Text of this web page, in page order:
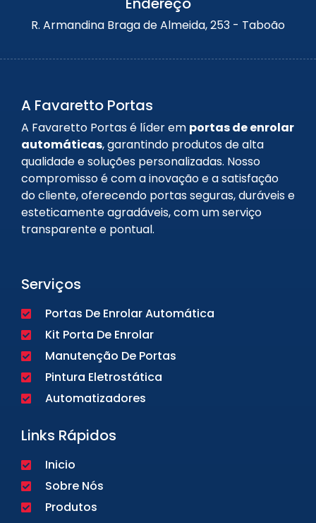
R. Armandina Braga de Almeida, 253 - Taboão
A Favaretto Portas
A Favaretto Portas é líder em portas de enrolar
automáticas, garantindo produtos de alta
qualidade e soluções personalizadas. Nosso
compromisso é com a inovação e a satisfação
do cliente, oferecendo portas seguras, duráveis e
esteticamente agradáveis, com um serviço
transparente e pontual.
Serviços
Portas De Enrolar Automática
Kit Porta De Enrolar
Manutenção De Portas
Pintura Eletrostática
Automatizadores
Links Rápidos
Inicio
Sobre Nós
Produtos